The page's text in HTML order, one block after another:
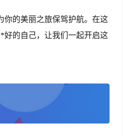
你的美丽之旅保驾护航。在这
好的自己，让我们一起开启这